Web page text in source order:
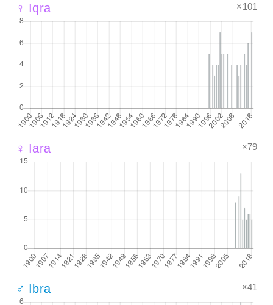
♀ Iqra ×101
♀ Iara ×79
♂ Ibra ×41